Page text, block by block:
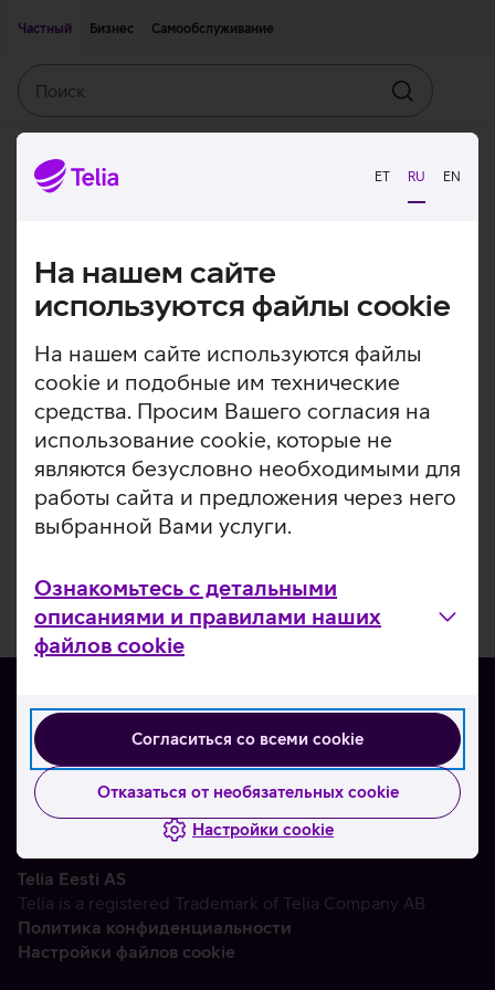
ET RU EN
На нашем сайте
используются файлы cookie
На нашем сайте используются файлы
cookie и подобные им технические
средства. Просим Вашего согласия на
использование cookie, которые не
являются безусловно необходимыми для
работы сайта и предложения через него
выбранной Вами услуги.
Ознакомьтесь с детальными
описаниями и правилами наших
файлов cookie
Согласиться со всеми cookie
Отказаться от необязательных cookie
Настройки cookie
Частный
Бизнес Самообслуживание
Искать
О нас
Контакты
Партнерам
Telia Eesti AS
Telia is a registered Trademark of Telia Company AB
Политика конфиденциальности
Настройки файлов cookie